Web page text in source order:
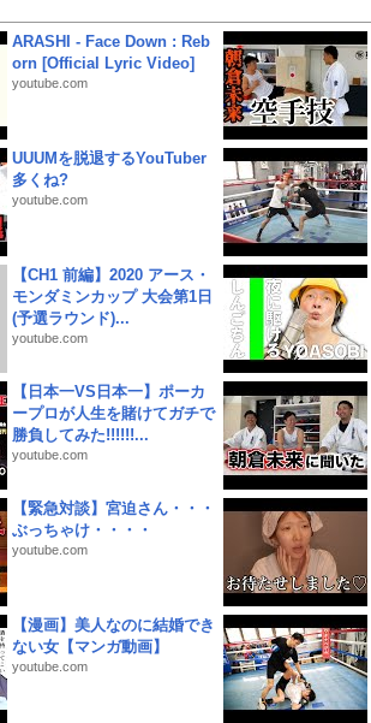
ARASHI - Face Down : Reb
orn [Official Lyric Video]
youtube.com
UUUMを脱退するYouTuber
多くね?
youtube.com
【CH1 前編】2020 アース・
モンダミンカップ 大会第1日
(予選ラウンド)...
youtube.com
【日本一VS日本一】ポーカ
ープロが人生を賭けてガチで
勝負してみた!!!!!!...
youtube.com
【緊急対談】宮迫さん・・・
ぶっちゃけ・・・・
youtube.com
【漫画】美人なのに結婚でき
ない女【マンガ動画】
youtube.com